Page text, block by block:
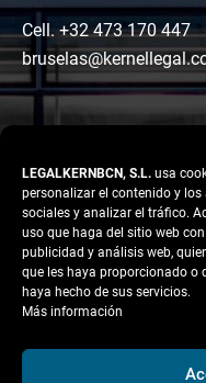
LEGALKERNBCN, S.L. usa
personalizar el contenido y los
sociales y analizar el tráfico.
uso que haga del sitio web
publicidad y análisis web,
que les haya proporcionado o
haya hecho de sus servicios.
Más información
Cell. +32 473 170 447
LinkedIn